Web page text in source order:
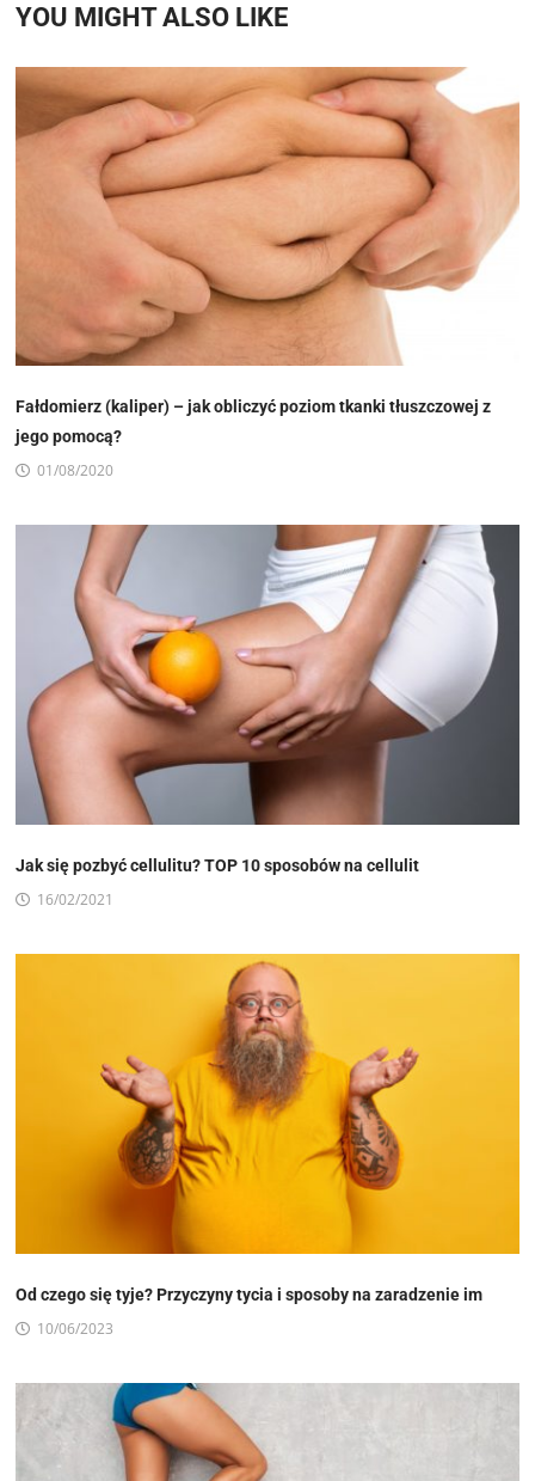
YOU MIGHT ALSO LIKE
Fałdomierz (kaliper) – jak obliczyć poziom tkanki tłuszczowej z
jego pomocą?
01/08/2020
Jak się pozbyć cellulitu? TOP 10 sposobów na cellulit
16/02/2021
Od czego się tyje? Przyczyny tycia i sposoby na zaradzenie im
10/06/2023